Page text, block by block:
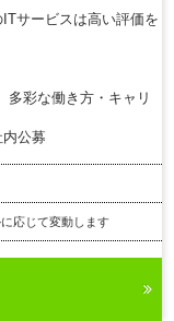
サービスは高い評価を
多彩な働き方・キャリ
内公募
応じて変動します